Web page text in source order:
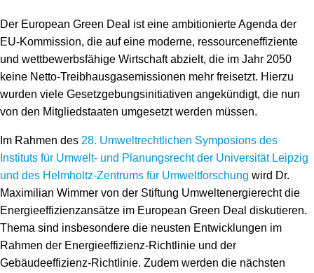
Der European Green Deal ist eine ambitionierte Agenda der
EU-Kommission, die auf eine moderne, ressourceneffiziente
und wettbewerbsfähige Wirtschaft abzielt, die im Jahr 2050
keine Netto-Treibhausgasemissionen mehr freisetzt. Hierzu
wurden viele Gesetzgebungsinitiativen angekündigt, die nun
von den Mitgliedstaaten umgesetzt werden müssen.
Im Rahmen des 28. Umweltrechtlichen Symposions des
Instituts für Umwelt- und Planungsrecht der Universität Leipzig
und des Helmholtz-Zentrums für Umweltforschung wird Dr.
Maximilian Wimmer von der Stiftung Umweltenergierecht die
Energieeffizienzansätze im European Green Deal diskutieren.
Thema sind insbesondere die neusten Entwicklungen im
Rahmen der Energieeffizienz-Richtlinie und der
Gebäudeeffizienz-Richtlinie. Zudem werden die nächsten